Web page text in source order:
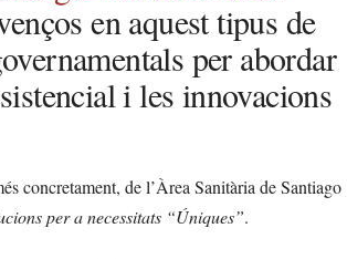
en aquest tipus de
per abordar
i les innovacions
concretament, de l’Àrea Sanitària de Santiago
per a necessitats “Úniques”.